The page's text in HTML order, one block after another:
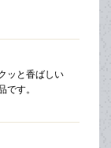
ッと香ばしい
です。